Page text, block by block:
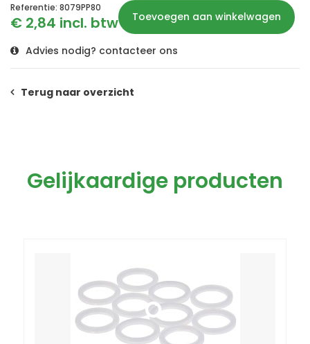
Referentie: 8079PP80
€ 2,84 incl. btw Toevoegen aan winkelwagen
Advies nodig? contacteer ons
Terug naar overzicht
Gelijkaardige producten